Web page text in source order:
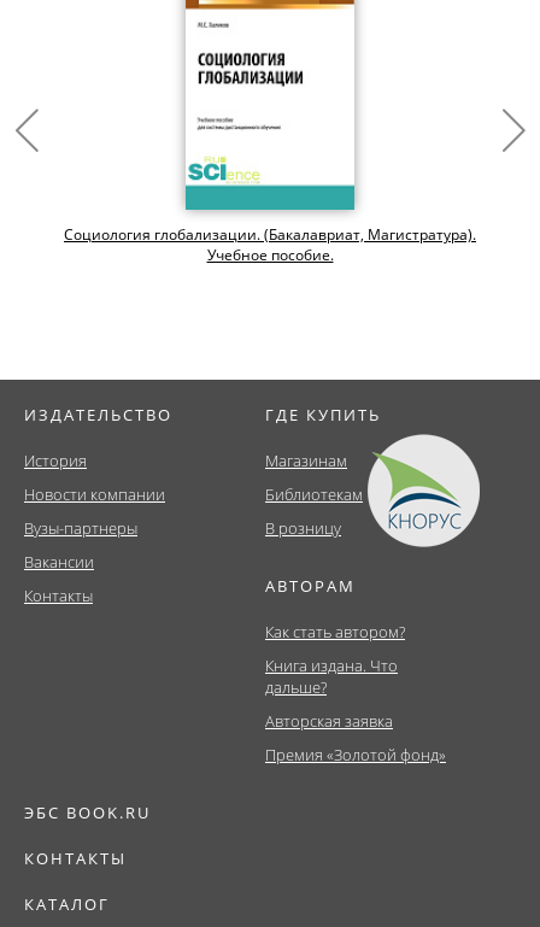
Социология глобализации. (Бакалавриат, Магистратура).
Учебное пособие.
ИЗДАТЕЛЬСТВО
История
Новости компании
Вузы-партнеры
Вакансии
Контакты
ГДЕ КУПИТЬ
Магазинам
Библиотекам
В розницу
АВТОРАМ
Как стать автором?
Книга издана. Что
дальше?
Авторская заявка
Премия «Золотой фонд»
ЭБС BOOK.RU
КОНТАКТЫ
КАТАЛОГ